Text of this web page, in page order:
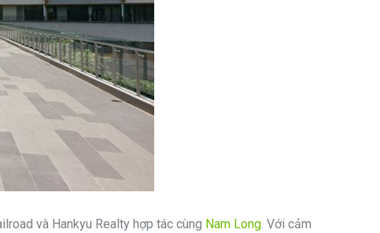
và Hankyu Realty hợp tác cùng Nam Long. Với cảm